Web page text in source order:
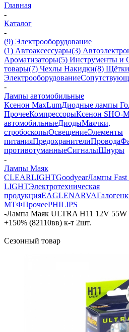
Главная
-
Каталог
-
(9) Электрооборудование
(1) Автоаксессуары(3)
Ароматизаторы(5) Инструменты и
товары(7) Чехлы Накидки(8) Щётки
Электрооборудование
-
Лампы автомобильные
Ксенон MaxLumДиодные лампы
ПрочееКомпрессорыКсенон SHO-
автомобильныеДиодыМаячки,
стробоскопыОсвещениеЭлементы
питанияПредохранителиПровода
противотуманныеСигналыШнуры
-
Лампы Маяк
CLEARLIGHTGoodyearЛампы Fast
LIGHTЭлектротехническая
продукцияEAGLENARVA
МТФПрочееPHILIPS
-Лампа Маяк ULTRA H11 12V
+150% (82110вв) к-т 2шт.
Сезонный товар